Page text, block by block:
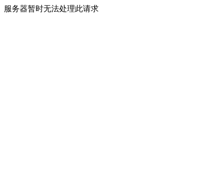
服务器暂时无法处理此请求